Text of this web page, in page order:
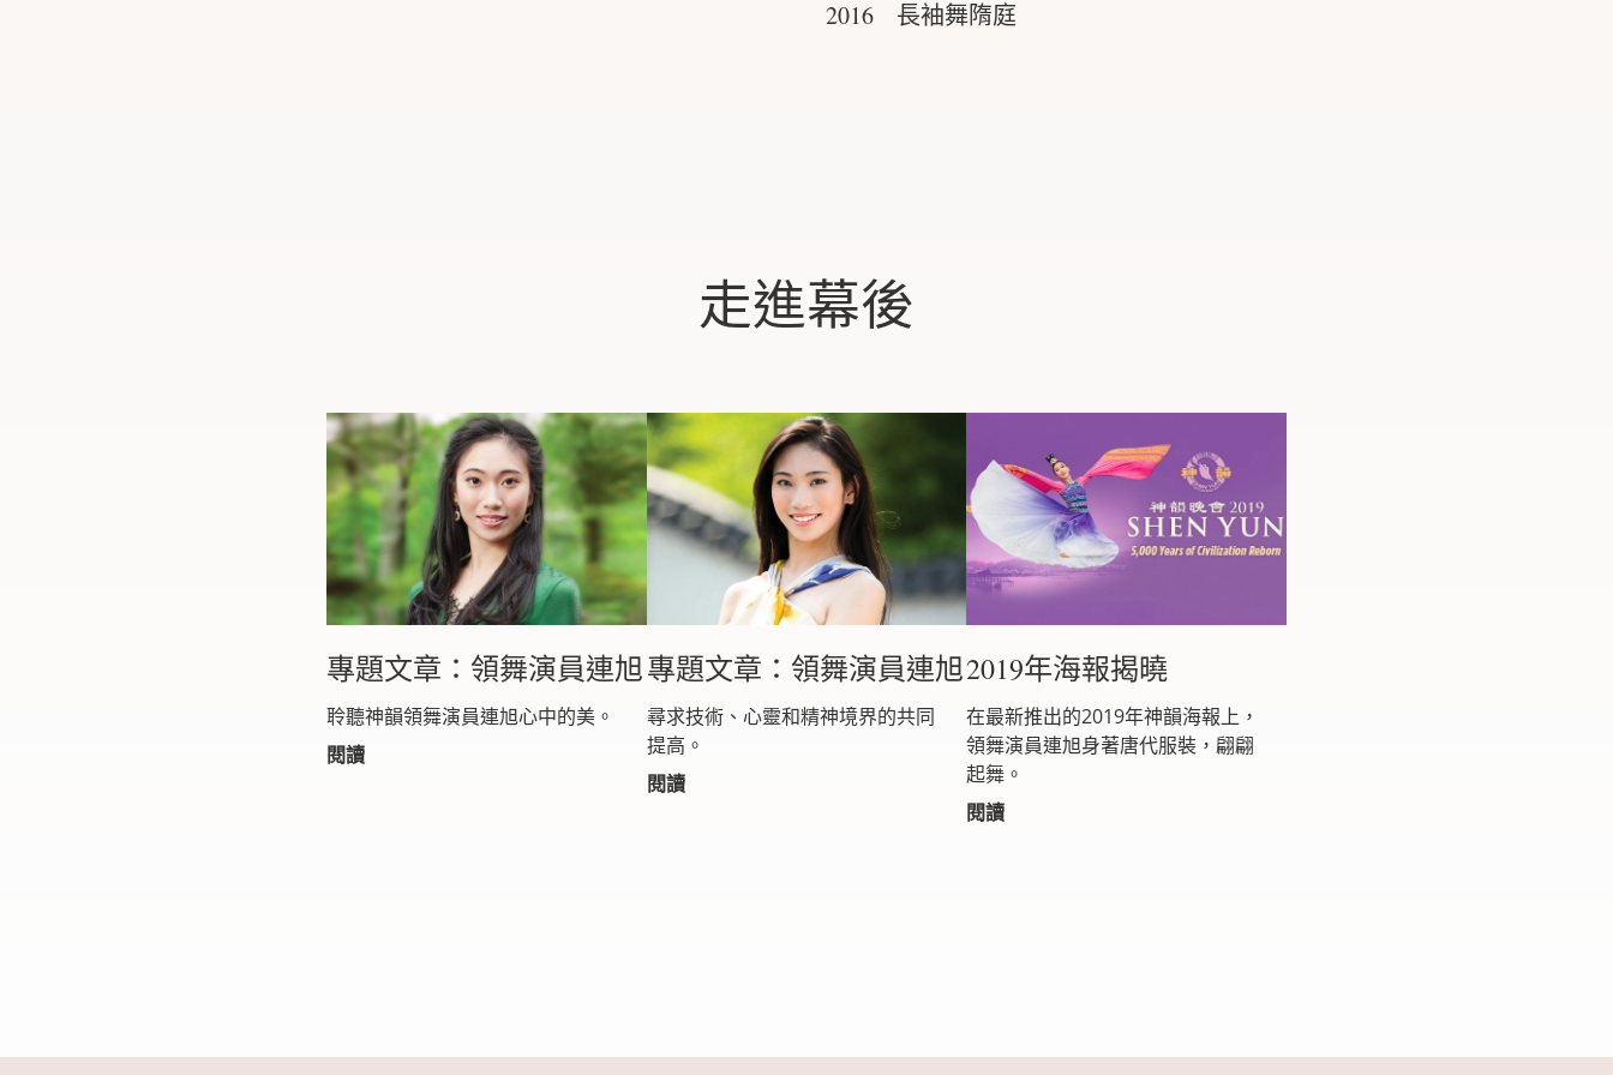
2016 長袖舞隋庭
走進幕後
專題文章：領舞演員連旭
聆聽神韻領舞演員連旭心中的美。
閱讀
專題文章：領舞演員連旭
尋求技術、心靈和精神境界的共同
提高。
閱讀
2019年海報揭曉
在最新推出的2019年神韻海報上，
領舞演員連旭身著唐代服裝，翩翩
起舞。
閱讀